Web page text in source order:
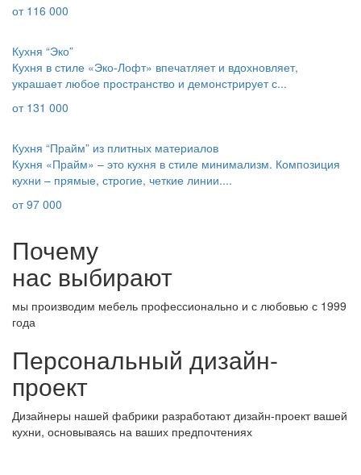
от 116 000
Кухня “Эко”
Кухня в стиле «Эко-Лофт» впечатляет и вдохновляет,
украшает любое пространство и демонстрирует с...
от 131 000
Кухня “Прайм” из плитных материалов
Кухня «Прайм» – это кухня в стиле минимализм. Композиция
кухни – прямые, строгие, четкие линии....
от97 000
Почему
нас выбирают
мы производим мебель профессионально и с любовью с 1999
года
Персональный дизайн-
проект
Дизайнеры нашей фабрики разработают дизайн-проект вашей
кухни, основываясь на ваших предпочтениях